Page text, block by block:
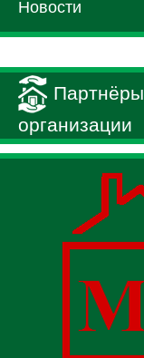
Партнёры
организации